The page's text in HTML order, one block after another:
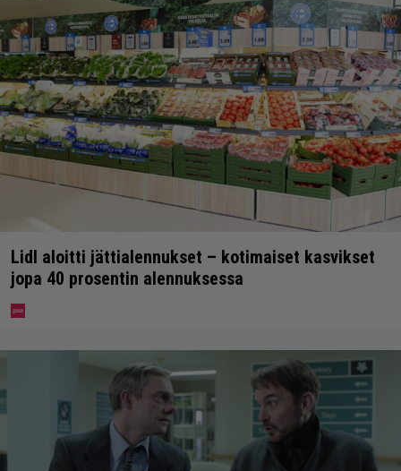
Lidl aloitti jättialennukset – kotimaiset kasvikset
jopa 40 prosentin alennuksessa